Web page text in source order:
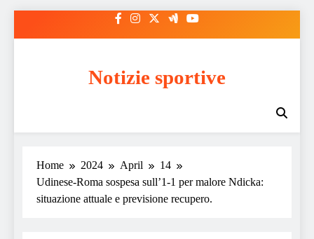
Notizie sportive
Home 2024 April
14
Udinese-Roma sospesa sull’1-1 per malore Ndicka:
situazione attuale e previsione recupero.